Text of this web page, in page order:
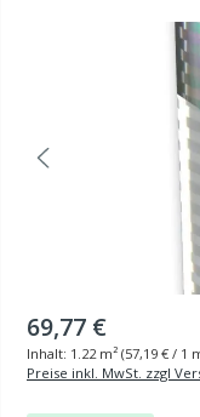
Bildergalerie
69,77 €
Inhalt: 1.22 m² (57,19 € / 1
Preise inkl. MwSt. zzgl